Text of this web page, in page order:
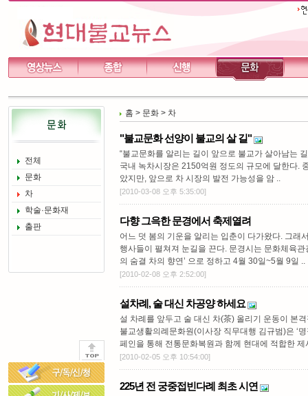
전체
문화
차
학술·문화재
출판
홈 > 문화 > 차
"불교문화 선양이 불교의 살 길"
“불교문화를 알리는 길이 앞으로 불교가 살아남는
국내 녹차시장은 2150억원 정도의 규모에 달한다.
았지만, 앞으로 차 시장의 발전 가능성을 암 ..
[2010-03-08 오후 5:35:00]
다향 그윽한 문경에서 축제열려
어느 덧 봄의 기운을 알리는 입춘이 다가왔다. 그래
행사들이 펼쳐져 눈길을 끈다. 문경시는 문화체육
의 숨결 차의 향연’ 으로 정하고 4월 30일~5월 9일 ..
[2010-02-08 오후 2:52:00]
설차례, 술 대신 차공양 하세요
설 차례를 앞두고 술 대신 차(茶) 올리기 운동이 본
불교생활의례문화원(이사장 직무대행 김규범)은 ‘
페인을 통해 전통문화복원과 함께 현대에 적합한 제
[2010-02-05 오후 10:54:00]
225년 전 궁중접빈다례 최초 시연